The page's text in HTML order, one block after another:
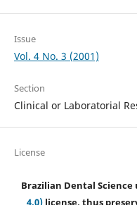
Issue
Vol. 4 No. 3 (2001)
Section
Clinical or Laboratorial
License
Brazilian Dental Science
4.0)license, thus